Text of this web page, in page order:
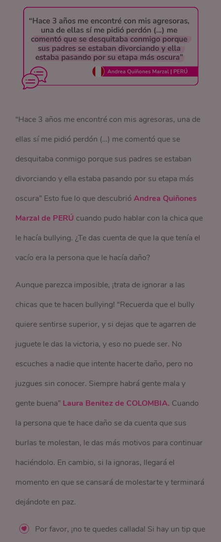
“Hace 3 años me encontré con mis agresoras, una de
ellas sí me pidió perdón (…) me comentó que se
desquitaba conmigo porque sus padres se estaban
divorciando y ella estaba pasando por su etapa más
oscura” Esto fue lo que descubrióAndrea Quiñones
Marzal de PERÚ cuando pudo hablar con la chica que
le hacía bullying. ¿Te das cuenta de que la que tenía el
vacío era la persona que le hacía daño?
Aunque parezca imposible, ¡trata de ignorar a las
chicas que te hacen bullying! “Recuerda que el bully
quiere sentirse superior, y si dejas que te agarren de
juguete le das la victoria, y eso no puede ser. No
escuches a nadie que intente hacerte daño, pero no
juzgues sin conocer. Siempre habrá gente mala y
gente buena” Laura Benitezde COLOMBIA. Cuando
la persona que te hace daño se da cuenta que sus
burlas te molestan, le das más motivos para continuar
haciéndolo. En cambio, si la ignoras, llegará el
momento en que se cansará de molestarte y terminará
dejándote en paz.
Por favor, ¡no te quedes callada! Si hay un tip que